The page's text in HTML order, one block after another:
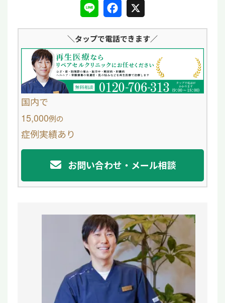
L
n
e
F
c
e
b
o
X
＼タップで電話できます／
国内で
15,000例の
症例実績あり
お問い合わせ・メール相談